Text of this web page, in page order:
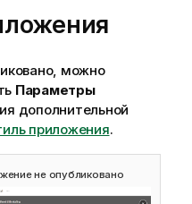
можно
Параметры
дополнительной
приложения.
не опубликовано